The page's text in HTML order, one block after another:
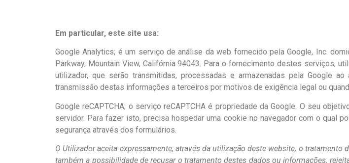
Em particular, este site usa:
Google Analytics; é um serviço de análise da web fornecido pela Google, Inc.
Parkway, Mountain View, Califórnia 94043. Para o fornecimento destes serviços,
utilizador, que serão transmitidas, processadas e armazenadas pela Google
transmissão destas informações a terceiros por motivos de exigência legal ou
Google reCAPTCHA; o serviço reCAPTCHA é propriedade da Google. O seu
servidor. Para fazer isto, precisa hospedar uma cookie no navegador com o qual
segurança através dos formulários.
O Utilizador aceita expressamente, através da utilização deste website, o
também a possibilidade de recusar o tratamento destes dados ou informações,